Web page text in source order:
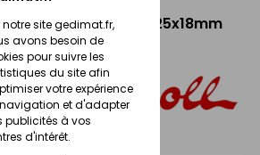
notre site gedimat.fr,
avons besoin de
pour suivre les
du site afin
votre expérience
et d'adapter
publicités à vos
d'intérêt.
anthracite - 225x18mm
magasin